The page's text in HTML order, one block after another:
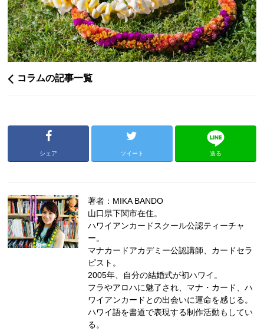
コラムの記事一覧
シェア ツイート 送る
著者：MIKA BANDO
山口県下関市在住。
ハワイアンカードスクール公認ティーチャ
ー。
マナカードアカデミー公認講師、カードセラ
ピスト。
2005年、自分の結婚式が初ハワイ。
フラやアロハに魅了され、マナ・カード、ハ
ワイアンカードとの出会いに運命を感じる。
ハワイ語を書道で表現する制作活動もしてい
る。